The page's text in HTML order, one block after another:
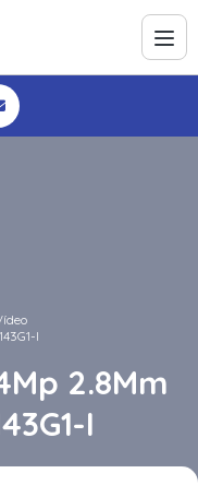
I
2.8Mm
I